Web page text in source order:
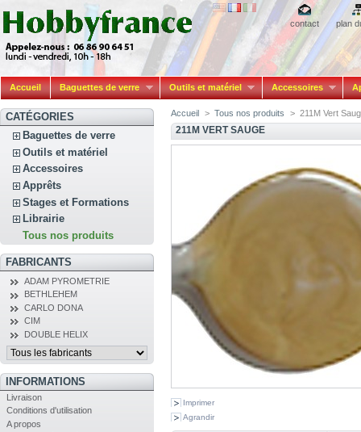
contact plan
Accueil Baguettes de verre Outils et matériel Accessoires
CATÉGORIES
Baguettes de verre
Outils et matériel
Accessoires
Apprêts
Stages et Formations
Librairie
Tous nos produits
FABRICANTS
ADAM PYROMETRIE
BETHLEHEM
CARLO DONA
CIM
DOUBLE HELIX
INFORMATIONS
Livraison
Conditions d'utilisation
A propos
Accueil > Tous nos produits > 211M Vert
211M VERT SAUGE
Imprimer
Agrandir